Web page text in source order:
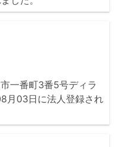
一番町3番5号ディラ
月03日に法人登録され